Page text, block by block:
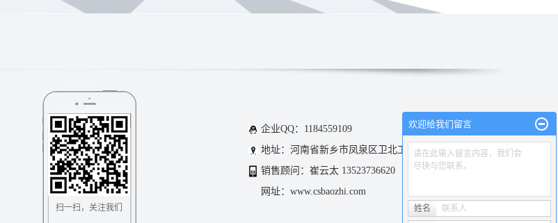
扫一扫，关注我们
企业QQ：1184559109
地址：河南省新乡市凤泉区卫北工业区
销售顾问：崔云太 13523736620
网址：www.csbaozhi.com
欢迎给我们留言
请在此输入留言内容，我们会
尽快与您联系。
姓名 联系人